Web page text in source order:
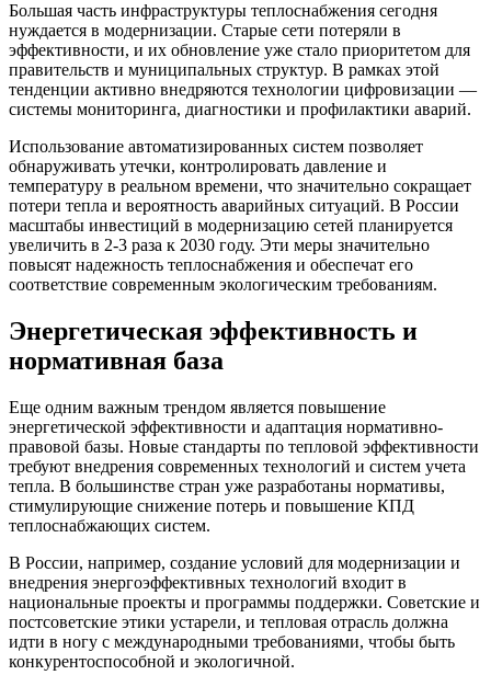
Большая часть инфраструктуры теплоснабжения сегодня
нуждается в модернизации. Старые сети потеряли в
эффективности, и их обновление уже стало приоритетом для
правительств и муниципальных структур. В рамках этой
тенденции активно внедряются технологии цифровизации —
системы мониторинга, диагностики и профилактики аварий.
Использование автоматизированных систем позволяет
обнаруживать утечки, контролировать давление и
температуру в реальном времени, что значительно сокращает
потери тепла и вероятность аварийных ситуаций. В России
масштабы инвестиций в модернизацию сетей планируется
увеличить в 2-3 раза к 2030 году. Эти меры значительно
повысят надежность теплоснабжения и обеспечат его
соответствие современным экологическим требованиям.
Энергетическая эффективность и
нормативная база
Еще одним важным трендом является повышение
энергетической эффективности и адаптация нормативно-
правовой базы. Новые стандарты по тепловой эффективности
требуют внедрения современных технологий и систем учета
тепла. В большинстве стран уже разработаны нормативы,
стимулирующие снижение потерь и повышение КПД
теплоснабжающих систем.
В России, например, создание условий для модернизации и
внедрения энергоэффективных технологий входит в
национальные проекты и программы поддержки. Советские и
постсоветские этики устарели, и тепловая отрасль должна
идти в ногу с международными требованиями, чтобы быть
конкурентоспособной и экологичной.